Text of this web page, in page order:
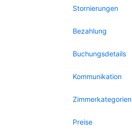
Stornierungen
Bezahlung
Buchungsdetails
Kommunikation
Zimmerkategorien
Preise